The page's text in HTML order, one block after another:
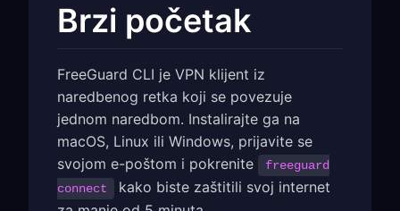
Brzi početak
FreeGuard CLI je VPN klijent iz
naredbenog retka koji se povezuje
jednom naredbom. Instalirajte ga na
macOS, Linux ili Windows, prijavite se
svojom e-poštom i pokrenite
freeguard
connect
kako biste zaštitili svoj internet